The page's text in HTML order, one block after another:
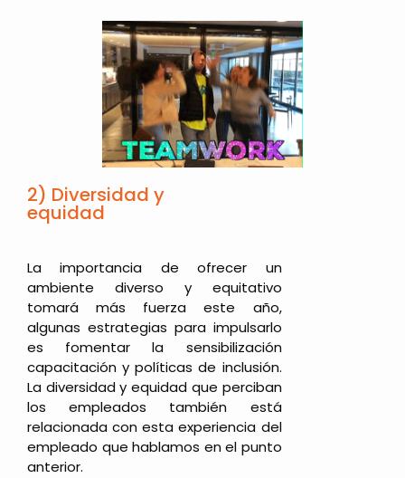
2) Diversidad y
equidad
La importancia de ofrecer un
ambiente diverso y equitativo
tomará más fuerza este año,
algunas estrategias para impulsarlo
es fomentar la sensibilización
capacitación y políticas de inclusión.
La diversidad y equidad que perciban
los empleados también está
relacionada con esta experiencia del
empleado que hablamos en el punto
anterior.